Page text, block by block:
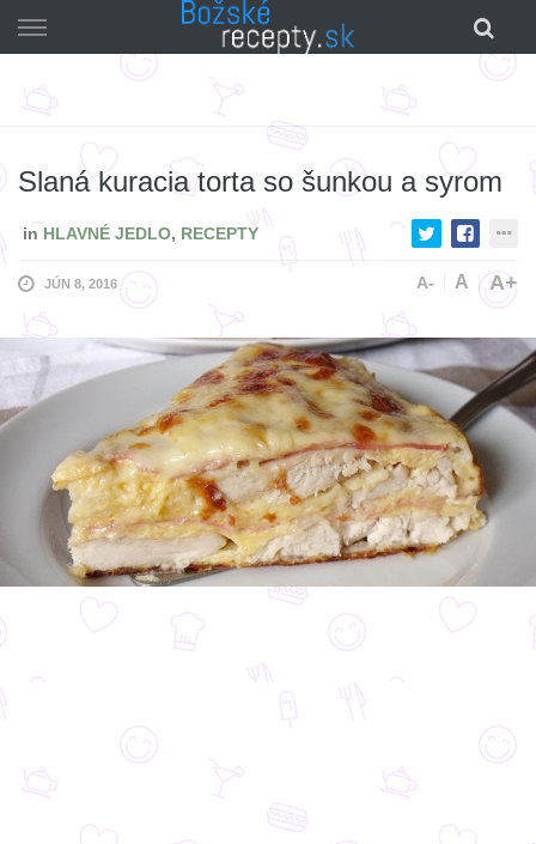
to
Slaná kuracia torta so šunkou a syrom
in HLAVNÉ JEDLO, RECEPTY
JÚN 8, 2016 A- A A+